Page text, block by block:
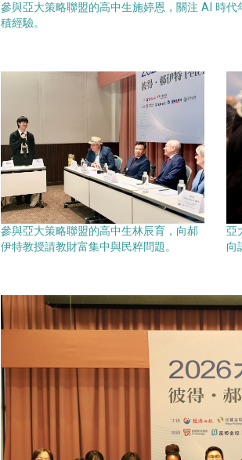
參與亞大策略聯盟的高中生施婷恩，關注 AI 時代
積經驗。
參與亞大策略聯盟的高中生林辰育，向郝
伊特教授請教財富集中與民粹問題。
亞
向